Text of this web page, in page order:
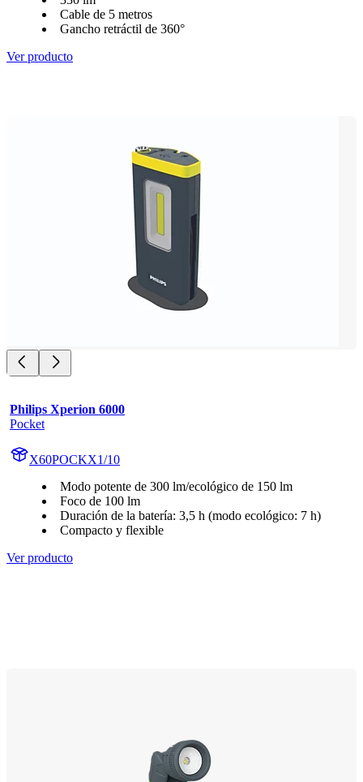
Cable de 5 metros
Gancho retráctil de 360°
Ver producto
Philips Xperion 6000
Pocket
X60POCKX1/10
Modo potente de 300 lm/ecológico de 150 lm
Foco de 100 lm
Duración de la batería: 3,5 h (modo ecológico: 7 h)
Compacto y flexible
Ver producto